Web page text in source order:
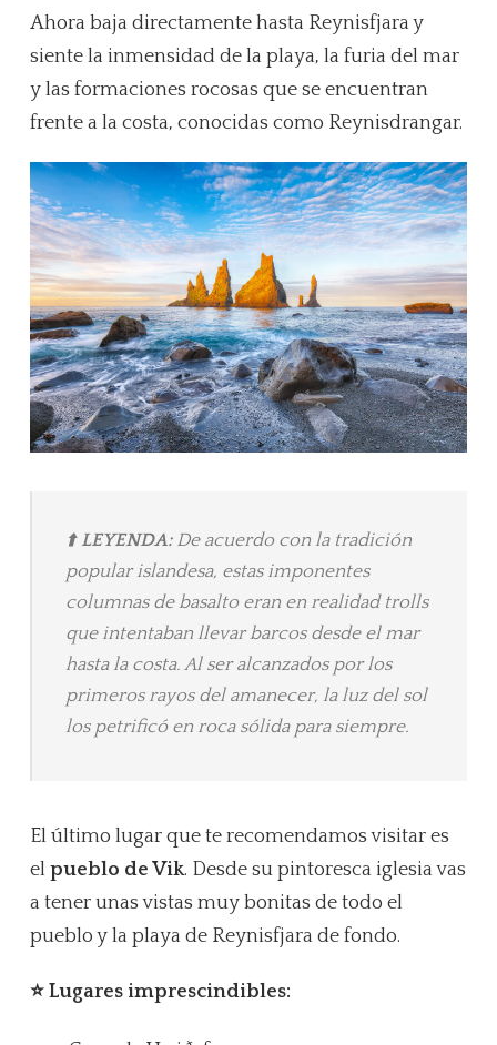
Ahora baja directamente hasta Reynisfjara y
siente la inmensidad de la playa, la furia del mar
y las formaciones rocosas que se encuentran
frente a la costa, conocidas como Reynisdrangar.
⬆️ LEYENDA:De acuerdo con la tradición
popular islandesa, estas imponentes
columnas de basalto eran en realidad trolls
que intentaban llevar barcos desde el mar
hasta la costa. Al ser alcanzados por los
primeros rayos del amanecer, la luz del sol
los petrificó en roca sólida para siempre.
El último lugar que te recomendamos visitar es
el pueblo de Vik. Desde su pintoresca iglesia vas
a tener unas vistas muy bonitas de todo el
pueblo y la playa de Reynisfjara de fondo.
⭐ Lugares imprescindibles: